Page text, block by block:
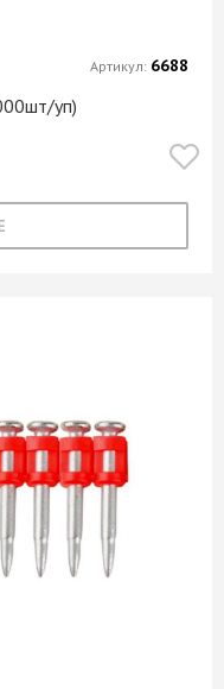
уп)
Артикул: 6688